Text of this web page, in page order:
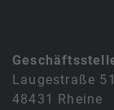
Laugestraße 51
48431 Rheine